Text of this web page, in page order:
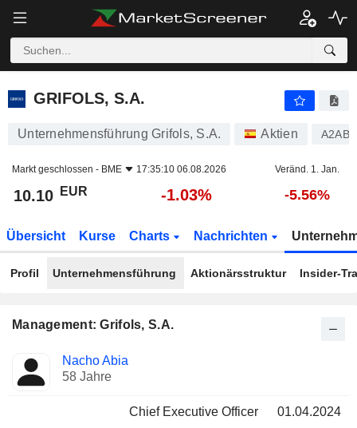
GRIFOLS, S.A.
GRIFOLS, S.A.
Unternehmensführung Grifols, S.A. Aktien
Markt geschlossen - BME 17:35:10 06.08.2026 Veränd. 1. Jan.
10.10 EUR -1.03% -5.56%
Übersicht Kurse Charts Nachrichten
Profil Unternehmensführung Aktionärsstruktur Insider-
Management: Grifols, S.A.
Manager
Besetzte
Positionen
Nacho Abia
58 Jahre
Chief Executive Officer 01.04.2024